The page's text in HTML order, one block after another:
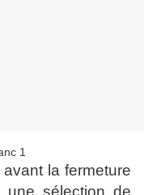
la fermeture
une sélection de